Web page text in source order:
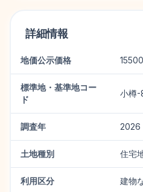
詳細情報
地価公示価格
標準地・基準地コー
ド
小樽-
調査年 2026
土地種別 住宅
利用区分 建物